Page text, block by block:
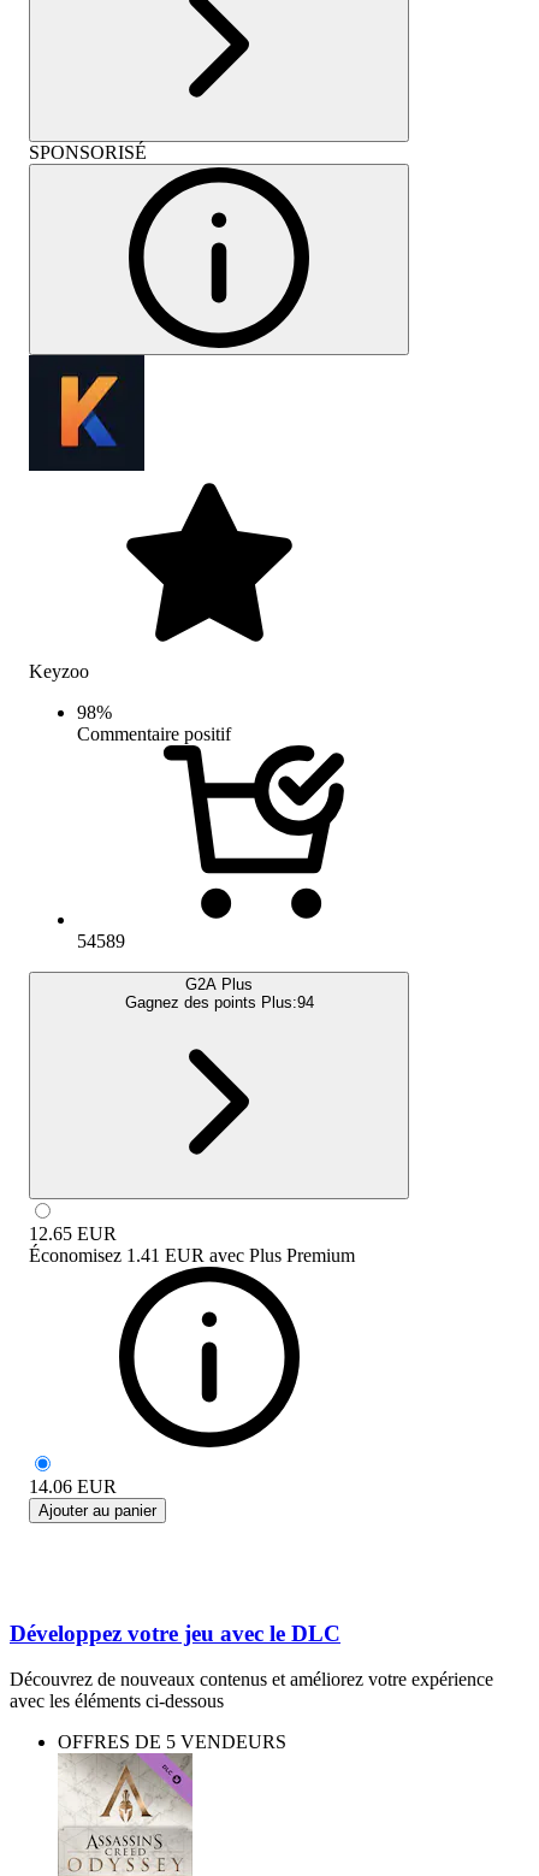
SPONSORISÉ
Keyzoo
98%
Commentaire positif
54589
G2A Plus
Gagnez des points Plus:94
12.65 EUR
Économisez 1.41 EUR avec Plus Premium
14.06 EUR
Ajouter au panier
Développez votre jeu avec le DLC
Découvrez de nouveaux contenus et améliorez votre expérience
avec les éléments ci-dessous
OFFRES DE 5 VENDEURS